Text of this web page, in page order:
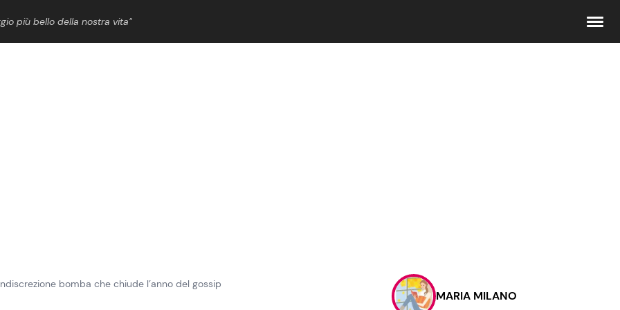
più bello della nostra vita”
Contattaci
Pubblicità
bomba che chiude l’anno del gossip
MARIA MILANO